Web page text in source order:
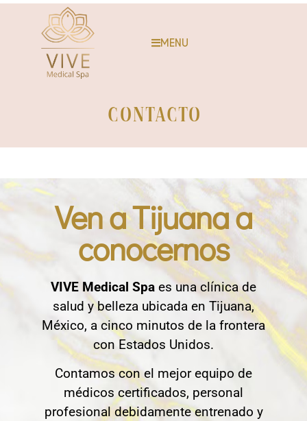
MENU
CONTACTo
Ven a Tijuana a
conocernos
VIVE Medical Spa es una clínica de
salud y belleza ubicada en Tijuana,
México, a cinco minutos de la frontera
con Estados Unidos.
Contamos con el mejor equipo de
médicos certificados, personal
profesional debidamente entrenado y